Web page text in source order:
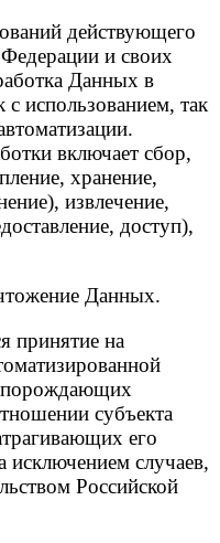
действующего
Федерации и своих
Данных в
использованием, так
включает сбор,
хранение,
извлечение,
доступ),
Данных.
принятие на
порождающих
субъекта
его
исключением случаев,
Российской